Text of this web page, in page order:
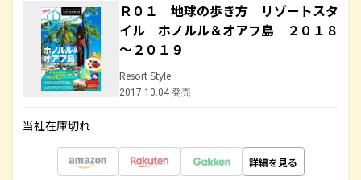
Ｒ０１ 地球の歩き方 リゾートスタ
イル ホノルル＆オアフ島 ２０１８
～２０１９
Resort Style
2017.10.04 発売
当社在庫切れ
詳細を見る